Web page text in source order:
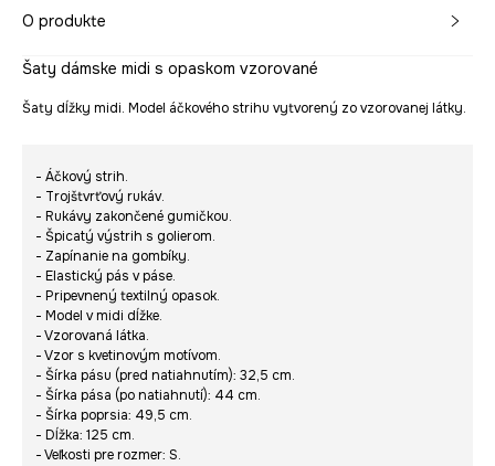
O produkte
Šaty dámske midi s opaskom vzorované
Šaty dĺžky midi. Model áčkového strihu vytvorený zo vzorovanej látky.
- Áčkový strih.
- Trojštvrťový rukáv.
- Rukávy zakončené gumičkou.
- Špicatý výstrih s golierom.
- Zapínanie na gombíky.
- Elastický pás v páse.
- Pripevnený textilný opasok.
- Model v midi dĺžke.
- Vzorovaná látka.
- Vzor s kvetinovým motívom.
- Šírka pásu (pred natiahnutím): 32,5 cm.
- Šírka pása (po natiahnutí): 44 cm.
- Šírka poprsia: 49,5 cm.
- Dĺžka: 125 cm.
- Veľkosti pre rozmer: S.